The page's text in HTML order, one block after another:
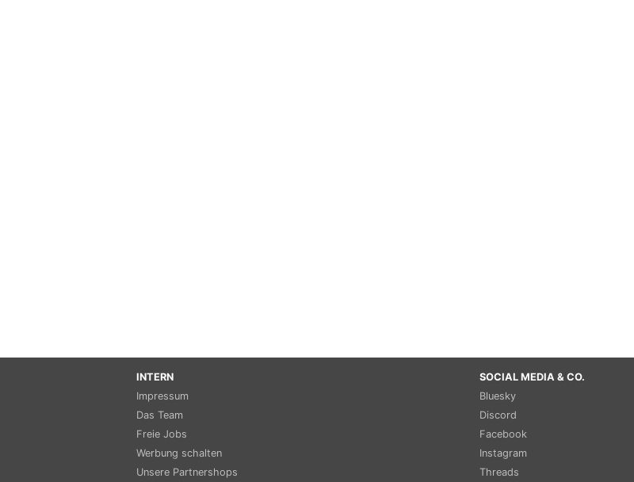
INTERN
Impressum
Das Team
Freie Jobs
Werbung schalten
Unsere Partnershops
SOCIAL MEDIA & CO.
Bluesky
Discord
Facebook
Instagram
Threads